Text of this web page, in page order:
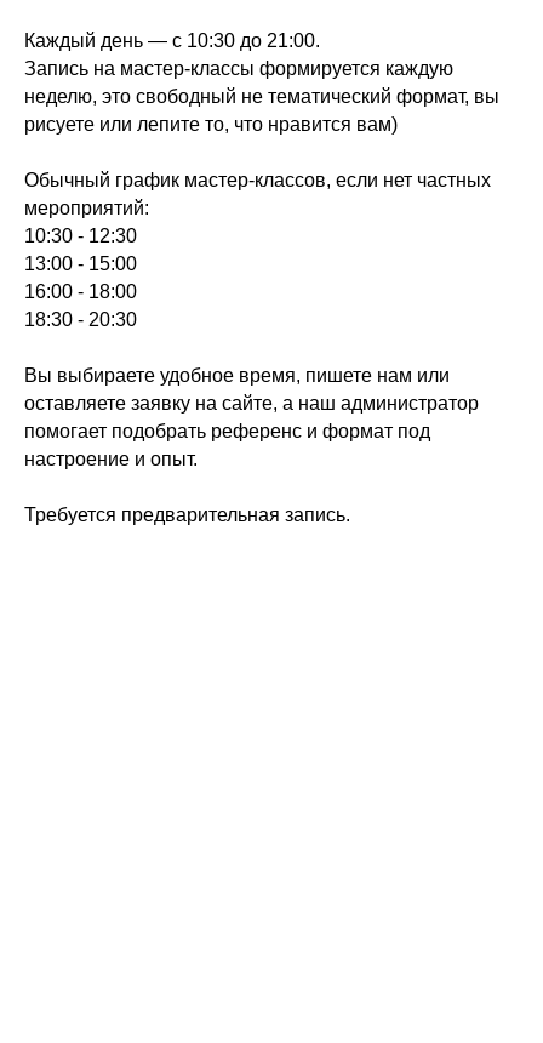
Каждый день — с 10:30 до 21:00.
Запись на мастер-классы формируется каждую
неделю, это свободный не тематический формат, вы
рисуете или лепите то, что нравится вам)
Обычный график мастер-классов, если нет частных
мероприятий:
10:30 - 12:30
13:00 - 15:00
16:00 - 18:00
18:30 - 20:30
Вы выбираете удобное время, пишете нам или
оставляете заявку на сайте, а наш администратор
помогает подобрать референс и формат под
настроение и опыт.
Требуется предварительная запись.